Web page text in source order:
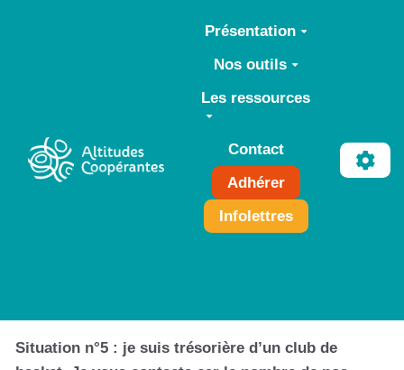
Aller au contenu principal
Présentation
Nos outils
Les ressources
Contact
Adhérer
Infolettres
Situation n°5 : je suis trésorière d’un club de